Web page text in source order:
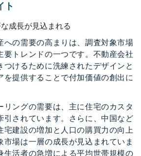
ト
成長が見込まれる
への需要の高まりは、調査対象市場
要トレンドの一つです。不動産会社
つけるために洗練されたデザインと
を提供することで付加価値の創出に
リングの需要は、主に住宅のカスタ
引されています。さらに、中国など
宅建設の増加と人口の購買力の向上
市場は一層の成長が見込まれていま
生活者の急増による平均世帯規模の